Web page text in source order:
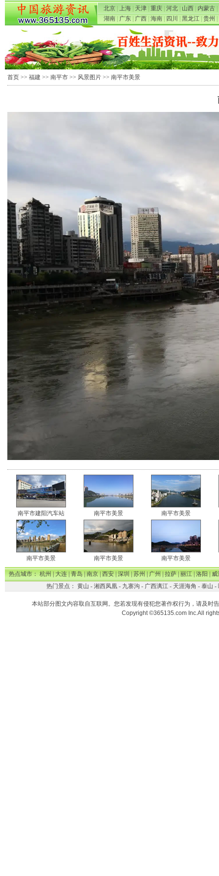
北京 上海 天津 重庆 河北 山西 内蒙古
湖南
广东 广西 海南 四川 黑龙江 贵州
首页 >> 福建 >> 南平市 >> 风景图片 >> 南平市美景
南平市建阳汽车站 南平市美景 南平市美景
南平市美景 南平市美景 南平市美景
热点城市：杭州|大连|青岛|南京|西安|深圳|苏州|广州|拉萨|丽江|洛阳|威
热门景点： 黄山 - 湘西凤凰- 九寨沟 - 广西漓江- 天涯海角 - 泰山 -
本站部分图文内容取自互联网。您若发现有侵犯您著作权行为，请及时
Copyright ©365135.com Inc.All